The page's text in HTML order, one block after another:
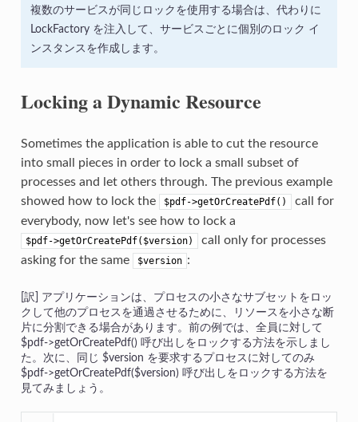
複数のサービスが同じロックを使用する場合は、代わりに
LockFactory を注入して、サービスごとに個別のロック イ
ンスタンスを作成します。
Locking a Dynamic Resource
Sometimes the application is able to cut the resource
into small pieces in order to lock a small subset of
processes and let others through. The previous example
showed how to lock the
$pdf->getOrCreatePdf()
call for
everybody, now let's see how to lock a
$pdf->getOrCreatePdf($version)
call only for processes
asking for the same
$version :
アプリケーションは、プロセスの小さなサブセットをロッ
クして他のプロセスを通過させるために、リソースを小さな断
片に分割できる場合があります。前の例では、全員に対して
$pdf->getOrCreatePdf() 呼び出しをロックする方法を示しまし
た。次に、同じ $version を要求するプロセスに対してのみ
$pdf->getOrCreatePdf($version) 呼び出しをロックする方法を
見てみましょう。